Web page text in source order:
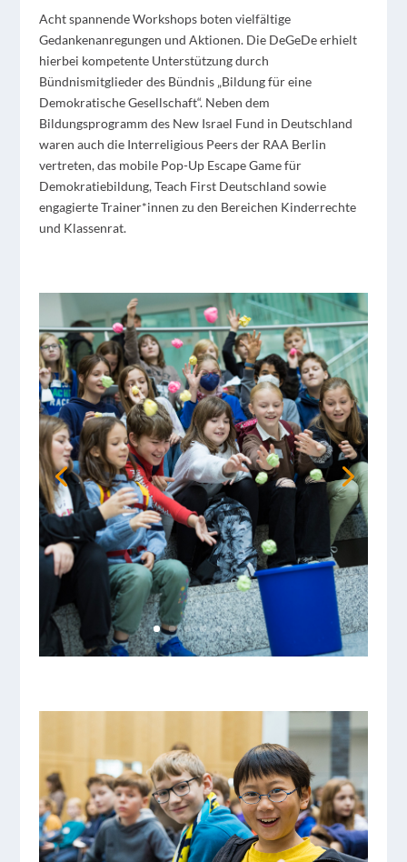
Acht spannende Workshops boten vielfältige
Gedankenanregungen und Aktionen. Die DeGeDe erhielt
hierbei kompetente Unterstützung durch
Bündnismitglieder des Bündnis „Bildung für eine
Demokratische Gesellschaft“. Neben dem
Bildungsprogramm des New Israel Fund in Deutschland
waren auch die Interreligious Peers der RAA Berlin
vertreten, das mobile Pop-Up Escape Game für
Demokratiebildung, Teach First Deutschland sowie
engagierte Trainer*innen zu den Bereichen Kinderrechte
und Klassenrat.